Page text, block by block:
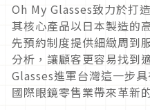
Oh My Glasses致力於打
其核心產品以日本製造的
先預約制度提供細緻周到
分析，讓顧客更容易找到
Glasses進軍台灣這一步
國際眼鏡零售業帶來革新